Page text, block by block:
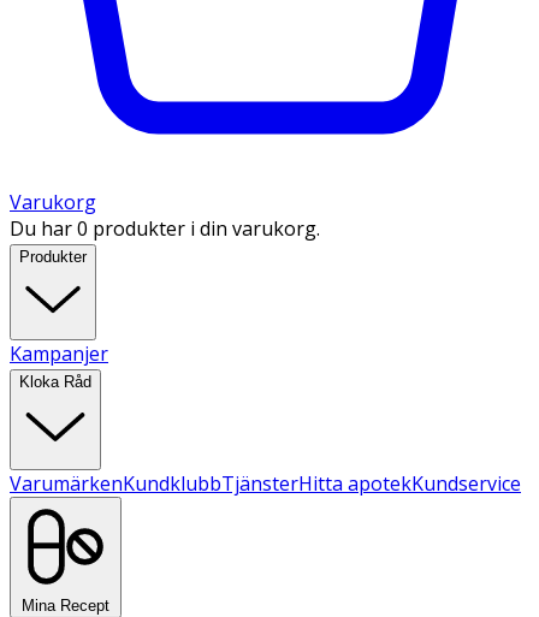
Varukorg
Du har 0 produkter i din varukorg.
Produkter
Kampanjer
Kloka Råd
VarumärkenKundklubbTjänsterHitta apotekKundservice
Mina Recept